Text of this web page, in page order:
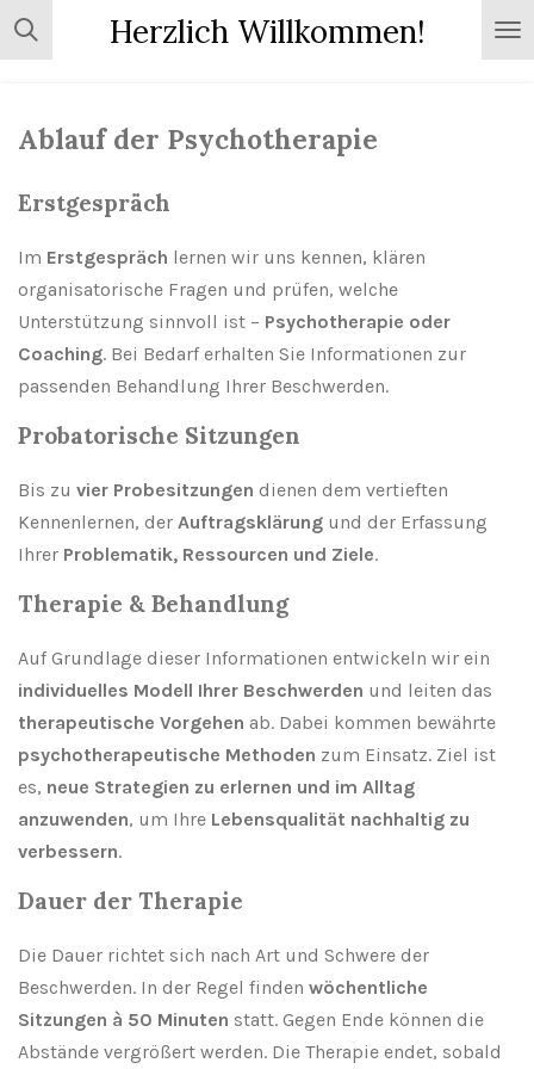
Zum
Hauptinhalt
Herzlich Willkommen!
Ablauf der Psychotherapie
Erstgespräch
Im Erstgespräch lernen wir uns kennen, klären
organisatorische Fragen und prüfen, welche
Unterstützung sinnvoll ist – Psychotherapie oder
Coaching. Bei Bedarf erhalten Sie Informationen zur
passenden Behandlung Ihrer Beschwerden.
Probatorische Sitzungen
Bis zu vier Probesitzungen dienen dem vertieften
Kennenlernen, der Auftragsklärung und der Erfassung
Ihrer Problematik, Ressourcen und Ziele.
Therapie & Behandlung
Auf Grundlage dieser Informationen entwickeln wir ein
individuelles Modell Ihrer Beschwerden und leiten das
therapeutische Vorgehen ab. Dabei kommen bewährte
psychotherapeutische Methoden zum Einsatz. Ziel ist
es, neue Strategien zu erlernen und im Alltag
anzuwenden, um Ihre Lebensqualität nachhaltig zu
verbessern.
Dauer der Therapie
Die Dauer richtet sich nach Art und Schwere der
Beschwerden. In der Regel finden wöchentliche
Sitzungen à 50 Minuten statt. Gegen Ende können die
Abstände vergrößert werden. Die Therapie endet, sobald